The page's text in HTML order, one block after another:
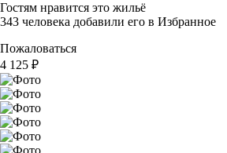
Гостям нравится это жильё
343 человека добавили его в Избранное
Пожаловаться
4 125 ₽